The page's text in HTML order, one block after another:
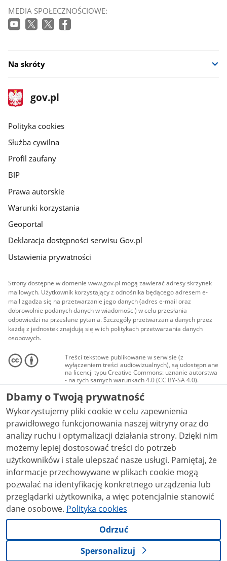
MEDIA SPOŁECZNOŚCIOWE:
Na skróty
stopka
gov.pl
Strona
gov.pl
gov.pl
Polityka cookies
Służba cywilna
Profil zaufany
BIP
Prawa autorskie
Warunki korzystania
Geoportal
Deklaracja dostępności serwisu Gov.pl
Ustawienia prywatności
Strony dostępne w domenie www.gov.pl mogą zawierać adresy skrzynek
mailowych. Użytkownik korzystający z odnośnika będącego adresem e-
mail zgadza się na przetwarzanie jego danych (adres e-mail oraz
dobrowolnie podanych danych w wiadomości) w celu przesłania
odpowiedzi na przesłane pytania. Szczegóły przetwarzania danych przez
każdą z jednostek znajdują się w ich politykach przetwarzania danych
osobowych.
Treści tekstowe publikowane w serwisie (z
wyłączeniem treści audiowizualnych), są udostępniane
na licencji typu Creative Commons: uznanie autorstwa
- na tych samych warunkach 4.0 (CC BY-SA 4.0).
Materiały audiowizualne, w tym zdjęcia, materiały
audio i wideo, są udostępniane na licencji typu
Creative Commons: uznanie autorstwa użycie
niekomercyjne - bez utworów zależnych 4.0 (CC BY-
NC-ND 4.0), o ile nie jest to stwierdzone inaczej.
Dbamy o Twoją prywatność
Wykorzystujemy pliki cookie w celu zapewnienia
prawidłowego funkcjonowania naszej witryny oraz do
analizy ruchu i optymalizacji działania strony. Dzięki nim
możemy lepiej dostosować treści do potrzeb
użytkowników i stale ulepszać nasze usługi. Pamiętaj, że
informacje przechowywane w plikach cookie mogą
pozwalać na identyfikację konkretnego urządzenia lub
przeglądarki użytkownika, a więc potencjalnie stanowić
dane osobowe. Polityka cookies
Odrzuć
Spersonalizuj